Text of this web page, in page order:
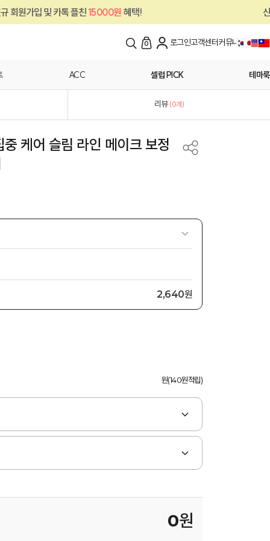
톡 플친15000원혜택! 신규 회원가입 및
0 로그인고객센터커뮤니티
ACC 셀럽 PICK 테마룩
리뷰 (0개)
케어 슬림 라인 메이크 보정
2,640원
원(140원적립)
0원